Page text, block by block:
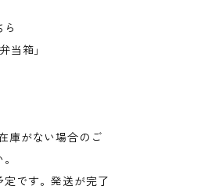
当箱」
庫がない場合のご
定です。発送が完了